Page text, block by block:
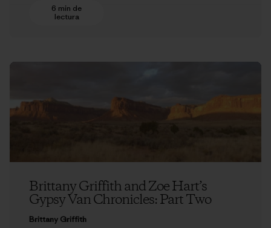
6 min de
lectura
Brittany Griffith and Zoe Hart’s
Gypsy Van Chronicles: Part Two
Brittany Griffith